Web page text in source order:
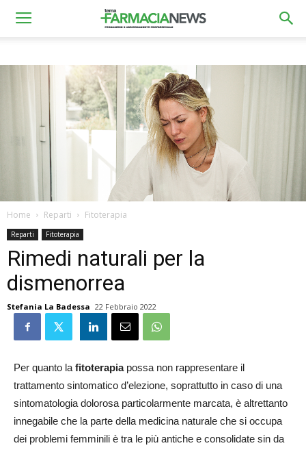
Home Reparti Fitoterapia
Reparti Fitoterapia
Rimedi naturali per la
dismenorrea
Stefania La Badessa 22 Febbraio 2022
Per quanto la fitoterapiapossa non rappresentare il
trattamento sintomatico d’elezione, soprattutto in caso di una
sintomatologia dolorosa particolarmente marcata, è altrettanto
innegabile che la parte della medicina naturale che si occupa
dei problemi femminili è tra le più antiche e consolidate sin da